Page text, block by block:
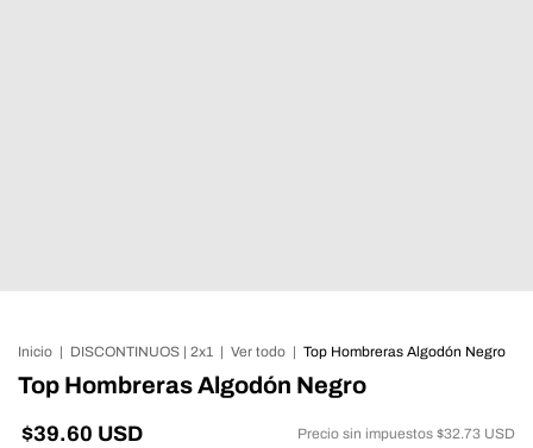
Inicio | DISCONTINUOS | 2x1 | Ver todo | Top Hombreras Algodón Negro
Top Hombreras Algodón Negro
$39.60 USD Precio sin impuestos $32.73 USD